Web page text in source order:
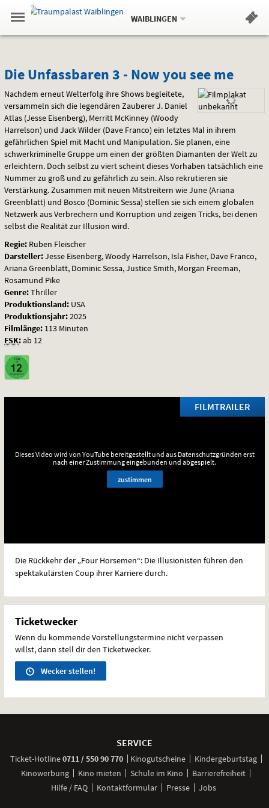
Springe
zum
,zum
.
Navigation
Gehe
zur
Standortauswahl
Standort:
WAIBLINGEN.
Hinweis
Die
Unfassbaren
3
-
Now
you
see
me
Die Unfassbaren 3 - Now you see me
Nachdem erneut Welterfolg ihre Shows begleitete,
versammeln sich die legendären Zauberer J. Daniel
Atlas (Jesse Eisenberg), Merritt McKinney (Woody
Harrelson) und Jack Wilder (Dave Franco) ein letztes Mal in ihrem
gefährlichen Spiel mit Macht und Manipulation. Sie planen, eine
schwerkriminelle Gruppe um einen der größten Diamanten der Welt zu
erleichtern. Doch selbst zu viert scheint dieses Vorhaben tatsächlich eine
Nummer zu groß und zu gefährlich zu sein. Also rekrutieren sie
Verstärkung. Zusammen mit neuen Mitstreitern wie June (Ariana
Greenblatt) und Bosco (Dominic Sessa) stellen sie sich einem globalen
Netzwerk aus Verbrechern und Korruption und zeigen Tricks, bei denen
selbst die Realität zur Illusion wird.
Regie: Ruben Fleischer
Darsteller:Jesse Eisenberg, Woody Harrelson, Isla Fisher, Dave Franco,
Ariana Greenblatt, Dominic Sessa, Justice Smith, Morgan Freeman,
Rosamund Pike
Genre:Thriller
Produktionsland: USA
Produktionsjahr:2025
Filmlänge: 113 Minuten
FSK:ab 12
FILMTRAILER
Dieses Video wird von YouTube bereitgestellt und aus Datenschutzgründen erst
nach einer Zustimmung eingebunden und abgespielt.
zustimmen
Die Rückkehr der „Four Horsemen“: Die Illusionisten führen den
spektakulärsten Coup ihrer Karriere durch.
Ticketwecker
Wenn du kommende Vorstellungstermine nicht verpassen
willst, dann stell dir den Ticketwecker.
Wecker stellen!
SERVICE
Ticket-Hotline0711 / 550 90 770anrufen
Kinogutscheine
Kindergeburtstag
Kinowerbung
Kino mieten Schule im Kino
Barrierefreiheit
Hilfe / FAQ
Kontaktformular Presse Jobs